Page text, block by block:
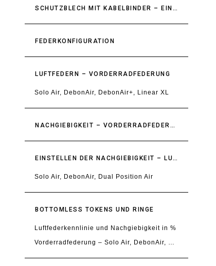
SCHUTZBLECH MIT KABELBINDER – EINBAU
FEDERKONFIGURATION
LUFTFEDERN – VORDERRADFEDERUNG
Solo Air, DebonAir, DebonAir+, Linear XL
NACHGIEBIGKEIT – VORDERRADFEDERUNG
EINSTELLEN DER NACHGIEBIGKEIT – LUFTFEDER – VORDERRADFEDERUNG
Solo Air, DebonAir, Dual Position Air
BOTTOMLESS TOKENS UND RINGE
Luftfederkennlinie und Nachgiebigkeit in %
Vorderradfederung – Solo Air, DebonAir, DebonAir+, Linear XL